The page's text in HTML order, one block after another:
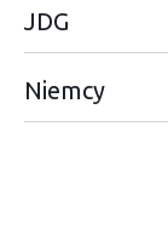
JDG
Niemcy